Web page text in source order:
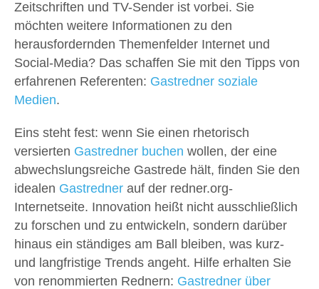
Zeitschriften und TV-Sender ist vorbei. Sie
möchten weitere Informationen zu den
herausfordernden Themenfelder Internet und
Social-Media? Das schaffen Sie mit den Tipps von
erfahrenen Referenten: Gastredner soziale
Medien.
Eins steht fest: wenn Sie einen rhetorisch
versierten Gastredner buchen wollen, der eine
abwechslungsreiche Gastrede hält, finden Sie den
idealen Gastredner auf der redner.org-
Internetseite. Innovation heißt nicht ausschließlich
zu forschen und zu entwickeln, sondern darüber
hinaus ein ständiges am Ball bleiben, was kurz-
und langfristige Trends angeht. Hilfe erhalten Sie
von renommierten Rednern: Gastredner über